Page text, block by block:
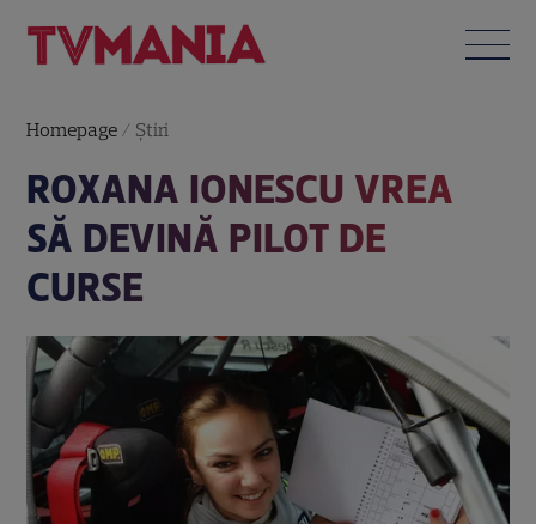
Homepage / Știri
ROXANA IONESCU VREA
SĂ DEVINĂ PILOT DE
CURSE